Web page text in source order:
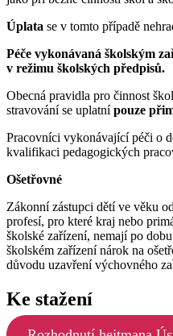
Úplata se v tomto případě
Péče vykonávaná školským
v režimu školských předpisů.
Obecná pravidla pro činnost
stravování se uplatnípouze
Pracovníci vykonávající péči o
kvalifikaci pedagogických
Ošetřovné
Zákonní zástupci dětí ve věku
profesí, pro které kraj nebo
školské zařízení, nemají po
školském zařízení nárok na
důvodu uzavření výchovného
Ke stažení